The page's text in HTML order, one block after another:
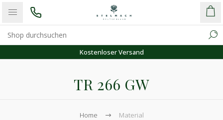
Kostenloser Versand
TR 266 GW
Home Material